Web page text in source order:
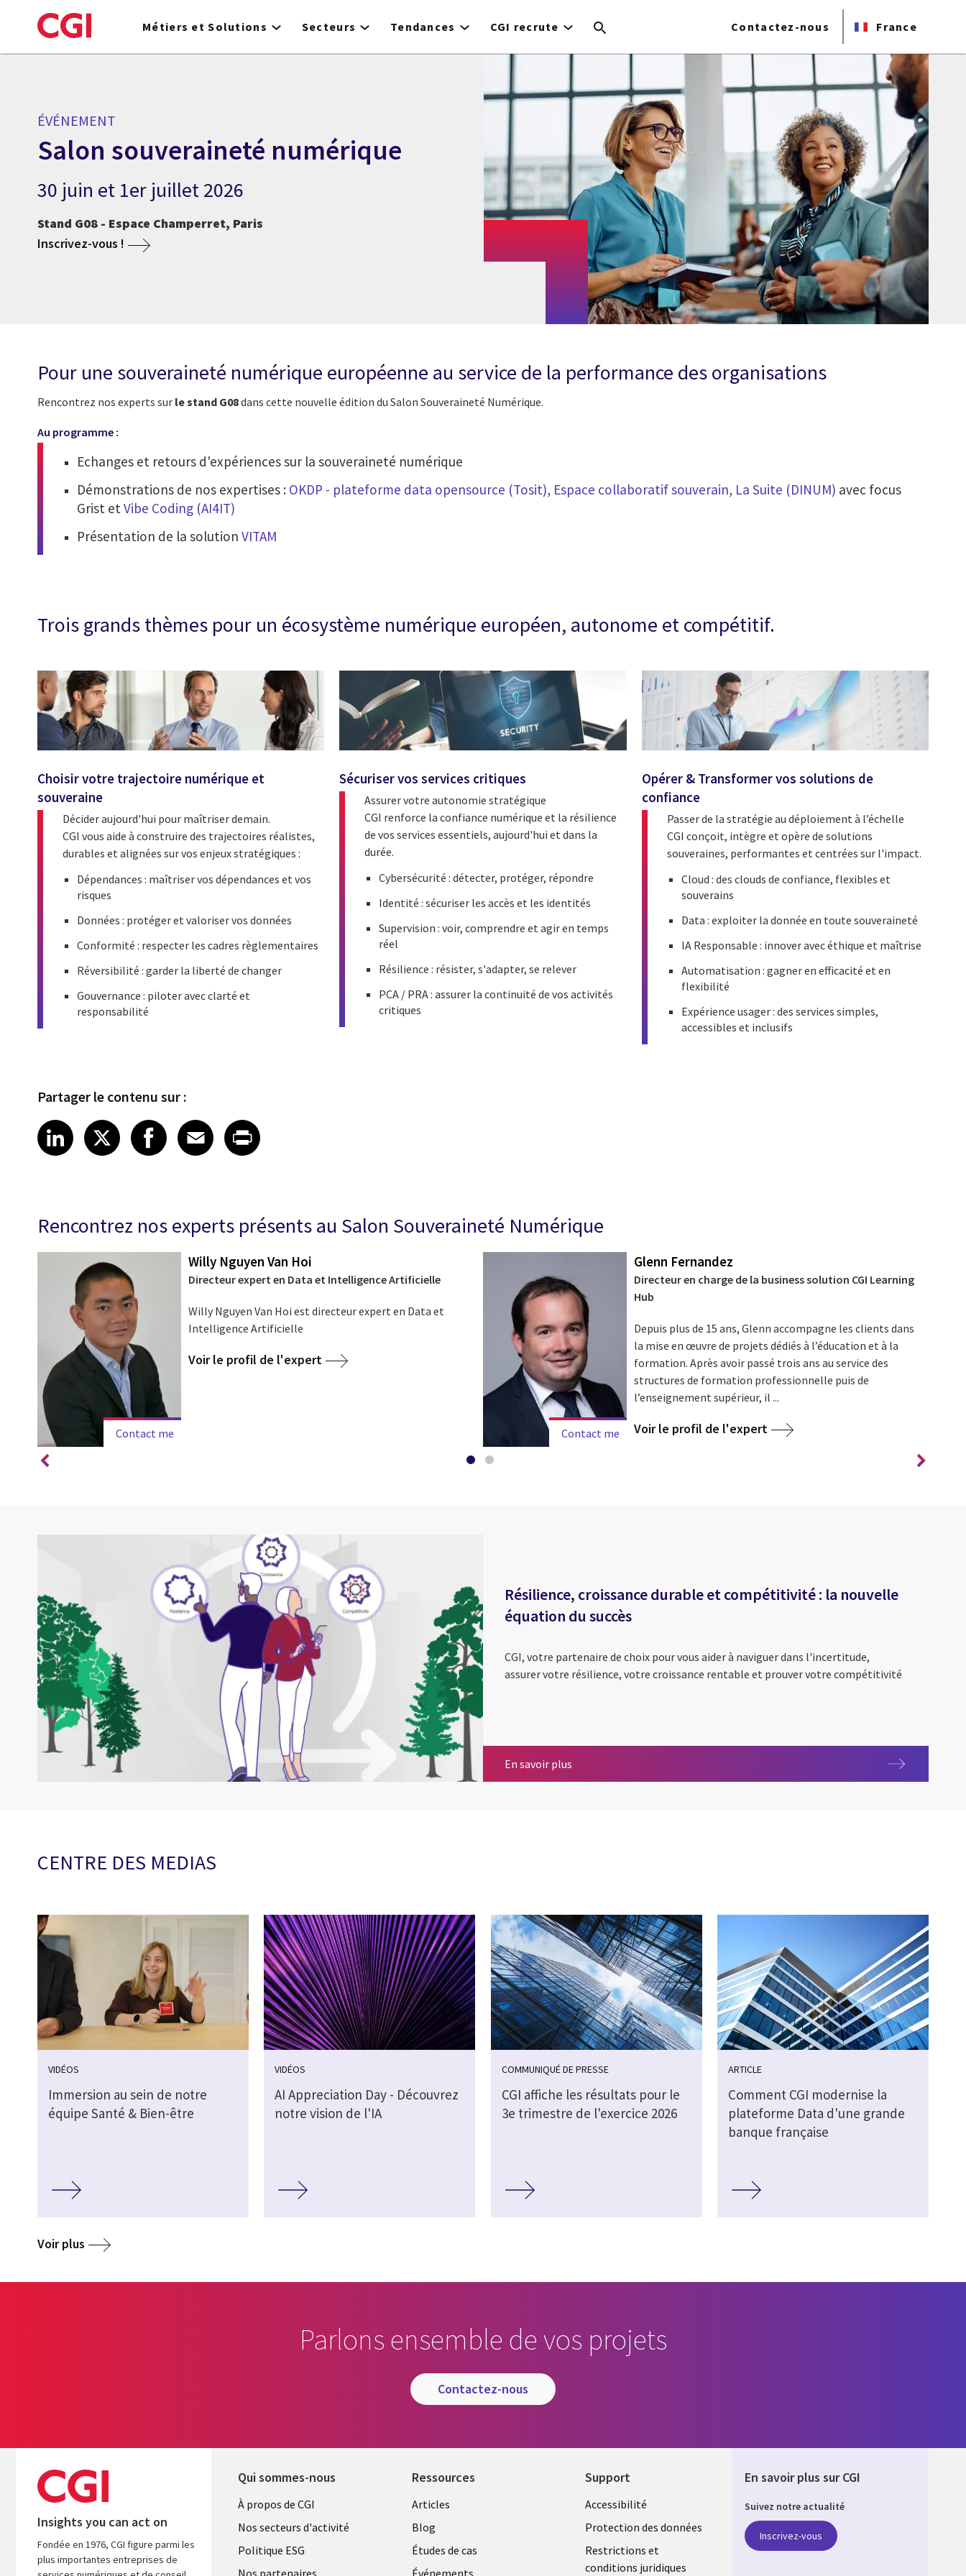
to
Métiers et Solutions Secteurs Tendances CGI recrute Contactez-nous France
ÉVÉNEMENT
Salon souveraineté numérique
30 juin et 1er juillet 2026
Stand G08 - Espace Champerret, Paris
Inscrivez-vous !
Pour une souveraineté numérique européenne au service de la performance des organisations
Rencontrez nos experts sur le stand G08dans cette nouvelle édition du Salon Souveraineté Numérique.
Au programme :
Echanges et retours d'expériences sur la souveraineté numérique
Démonstrations de nos expertises : OKDP - plateforme data opensource (Tosit), Espace collaboratif souverain, La Suite (DINUM) avec focus
Grist etVibe Coding (AI4IT)
Présentation de la solution VITAM
Trois grands thèmes pour un écosystème numérique européen, autonome et compétitif.
Choisir votre trajectoire numérique et
souveraine
Décider aujourd'hui pour maîtriser demain.
CGI vous aide à construire des trajectoires réalistes,
durables et alignées sur vos enjeux stratégiques :
Dépendances : maîtriser vos dépendances et vos
risques
Données : protéger et valoriser vos données
Conformité : respecter les cadres règlementaires
Réversibilité : garder la liberté de changer
Gouvernance : piloter avec clarté et
responsabilité
Sécuriser vos services critiques
Assurer votre autonomie stratégique
CGI renforce la confiance numérique et la résilience
de vos services essentiels, aujourd'hui et dans la
durée.
Cybersécurité : détecter, protéger, répondre
Identité : sécuriser les accès et les identités
Supervision : voir, comprendre et agir en temps
réel
Résilience : résister, s'adapter, se relever
PCA / PRA : assurer la continuité de vos activités
critiques
Opérer & Transformer vos solutions de
confiance
Passer de la stratégie au déploiement à l’échelle
CGI conçoit, intègre et opère de solutions
souveraines, performantes et centrées sur l'impact.
Cloud : des clouds de confiance, flexibles et
souverains
Data : exploiter la donnée en toute souveraineté
IA Responsable : innover avec éthique et maîtrise
Automatisation : gagner en efficacité et en
flexibilité
Expérience usager : des services simples,
accessibles et inclusifs
Partager le contenu sur :
Share article on LinkedIn
LinkedIn
Share article on X
XShare article on Facebook
Facebook
Share article on Email
Email
Share article on Print
Rencontrez nos experts présents au Salon Souveraineté Numérique
Contact me
Willy Nguyen Van Hoi
Directeur expert en Data et Intelligence Artificielle
Willy Nguyen Van Hoi est directeur expert en Data et
Intelligence Artificielle
Voir le profil de l'expert
Contact me
Glenn Fernandez
Directeur en charge de la business solution CGI Learning
Hub
Depuis plus de 15 ans, Glenn accompagne les clients dans
la mise en œuvre de projets dédiés à l’éducation et à la
formation. Après avoir passé trois ans au service des
structures de formation professionnelle puis de
l’enseignement supérieur, il ...
Voir le profil de l'expert
Résilience, croissance durable et compétitivité : la nouvelle
équation du succès
CGI, votre partenaire de choix pour vous aider à naviguer dans l'incertitude,
assurer votre résilience, votre croissance rentable et prouver votre compétitivité
En savoir plus Résilience, croissance durable et compétitivité : la nouvelle équation du succès
CENTRE DES MEDIAS
VIDÉOS
Immersion au sein de notre
équipe Santé & Bien-être
VIDÉOS
AI Appreciation Day - Découvrez
notre vision de l'IA
COMMUNIQUÉ DE PRESSE
CGI affiche les résultats pour le
3e trimestre de l'exercice 2026
ARTICLE
Comment CGI modernise la
plateforme Data d'une grande
banque française
Voir plus
Parlons ensemble de vos projets
contactez-nous
Insights you can act on
Fondée en 1976, CGI figure parmi les
plus importantes entreprises de
Qui sommes-nous
Useful
links
FRANCE
À propos de CGI
Nos secteurs d'activité
Politique ESG
Nos partenaires
Ressources
Library
Links
FRANCE
Articles
Blog
Études de cas
Événements
Support
Legal
FRANCE
Accessibilité
Protection des données
Restrictions et
conditions juridiques
En savoir plus sur CGI
Suivez notre actualité
Inscrivez-vous